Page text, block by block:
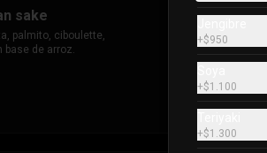
sake
palmito, ciboulette,
base de arroz.
+$950
+$1.100
+$1.300